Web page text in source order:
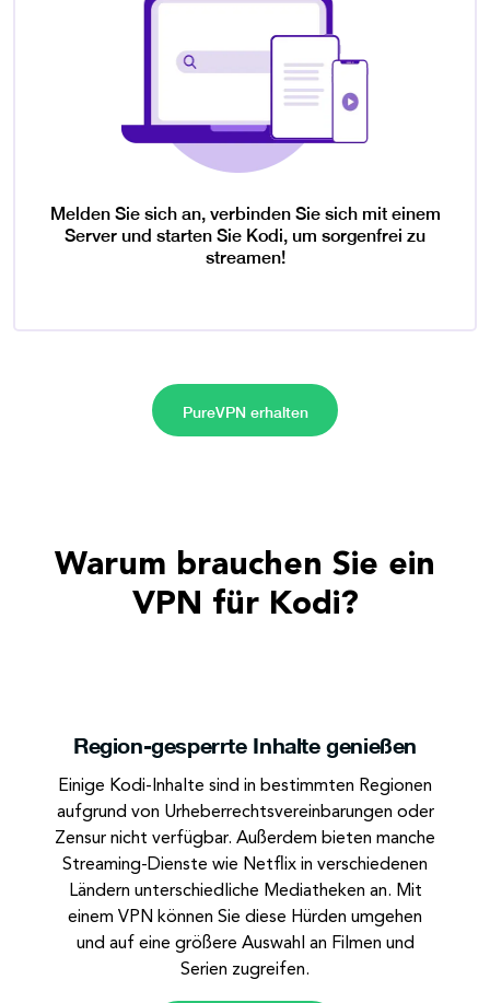
Melden Sie sich an, verbinden Sie sich mit einem
Server und starten Sie Kodi, um sorgenfrei zu
streamen!
PureVPN erhalten
Warum brauchen Sie ein
VPN für Kodi?
Region-gesperrteInhalte genießen
Einige Kodi-Inhalte sind in bestimmten Regionen
aufgrund von Urheberrechtsvereinbarungen oder
Zensur nicht verfügbar. Außerdem bieten manche
Streaming-Dienste wie Netflix in verschiedenen
Ländern unterschiedliche Mediatheken an. Mit
einem VPN können Sie diese Hürden umgehen
und auf eine größere Auswahl an Filmen und
Serien zugreifen.